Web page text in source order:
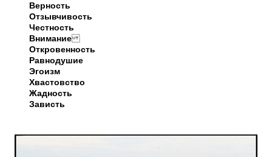
Верность
Отзывчивость
Честность
Внимание
Откровенность
Равнодушие
Эгоизм
Хвастовство
Жадность
Зависть